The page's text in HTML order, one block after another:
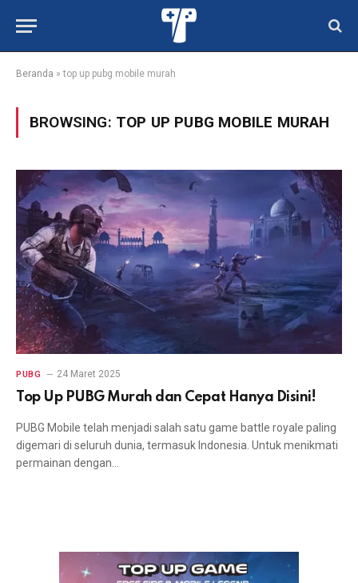
Beranda »top up pubg mobile murah
BROWSING: TOP UP PUBG MOBILE MURAH
PUBG 24 Maret 2025
Top Up PUBG Murah dan Cepat Hanya Disini!
PUBG Mobile telah menjadi salah satu game battle royale paling
digemari di seluruh dunia, termasuk Indonesia. Untuk menikmati
permainan dengan…